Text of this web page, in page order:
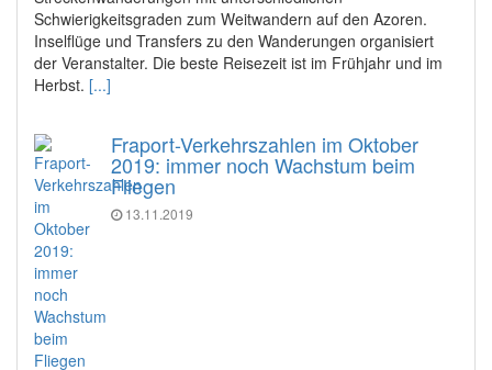
Schwierigkeitsgraden zum Weitwandern auf den Azoren.
Inselflüge und Transfers zu den Wanderungen organisiert
der Veranstalter. Die beste Reisezeit ist im Frühjahr und im
Herbst. [...]
Fraport-Verkehrszahlen im Oktober
2019: immer noch Wachstum beim
Fliegen
13.11.2019